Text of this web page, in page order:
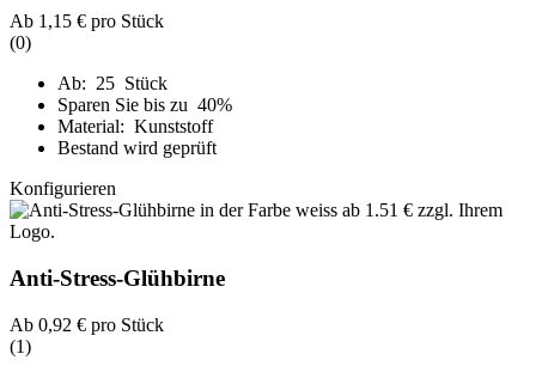
Ab 1,15 € pro Stück
(0)
Ab: 25 Stück
Sparen Sie bis zu 40%
Material: Kunststoff
Bestand wird geprüft
Konfigurieren
Anti-Stress-Glühbirne
Ab 0,92 € pro Stück
(1)